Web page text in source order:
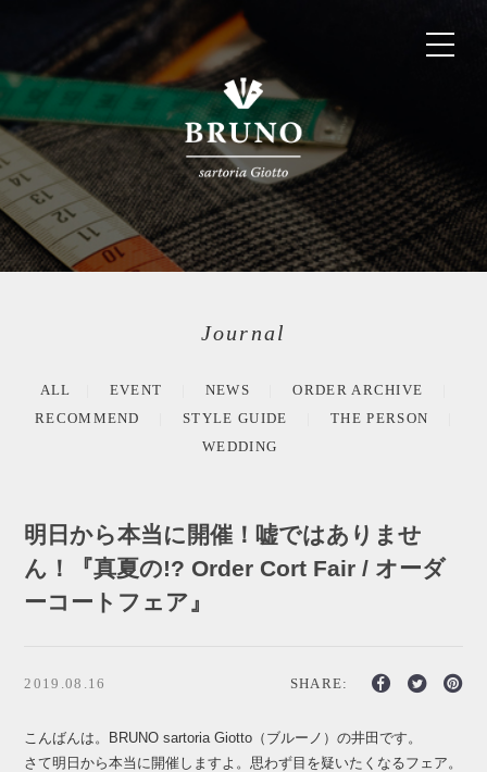
Journal
ALL EVENT NEWS
ORDER ARCHIVE
RECOMMEND
STYLE GUIDE
THE PERSON
WEDDING
明日から本当に開催！嘘ではありませ
ん！『真夏の!? Order Cort Fair / オーダ
ーコートフェア』
2019.08.16 SHARE:
こんばんは。BRUNO sartoria Giotto（ブルーノ）の井田です。
さて明日から本当に開催しますよ。思わず目を疑いたくなるフェア。